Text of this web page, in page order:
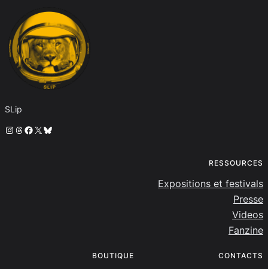
SLip
Instagram
Threads
Facebook
X Bluesky
RESSOURCES
Expositions et festivals
Presse
Videos
Fanzine
BOUTIQUE CONTACTS